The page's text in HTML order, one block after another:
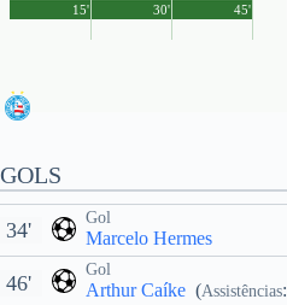
45'
15' 30'
GOLS
Gol
Marcelo Hermes
34'
Gol
Arthur Caíke (Assistências:
46'